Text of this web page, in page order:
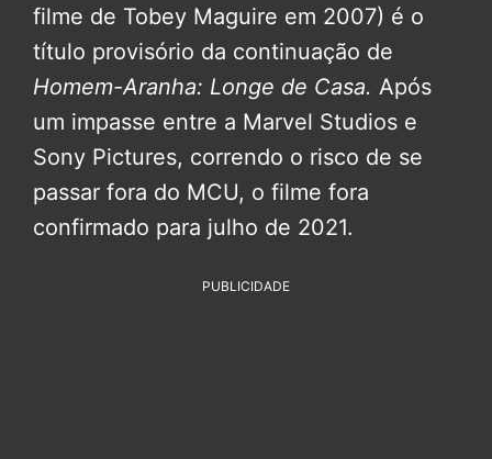
filme de Tobey Maguire em 2007) é o
título provisório da continuação de
Homem-Aranha: Longe de Casa. Após
um impasse entre a Marvel Studios e
Sony Pictures, correndo o risco de se
passar fora do MCU, o filme fora
confirmado para julho de 2021.
PUBLICIDADE